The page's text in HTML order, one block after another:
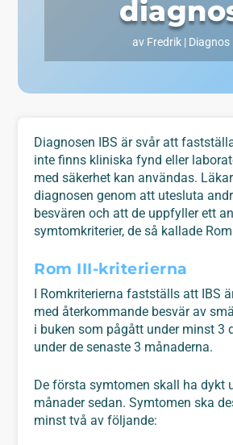
av Fredrik| Diagnos
Diagnosen IBS är svår att
inte finns kliniska fynd eller
med säkerhet kan användas.
diagnosen genom att utesluta
besvären och att de uppfyller ett
symtomkriterier, de så kallade
Rom III-kriterierna
I Romkriterierna fastställs att IBS
med återkommande besvär av
i buken som pågått under minst 3
under de senaste 3 månaderna.
De första symtomen skall ha dykt
månader sedan. Symtomen ska
minst två av följande: